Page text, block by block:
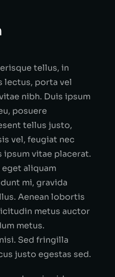
tellus, in
lectus, porta vel
nibh. Duis ipsum
posuere
tellus justo,
vel, feugiat nec
vitae placerat.
aliquam
mi, gravida
Aenean lobortis
metus auctor
metus.
Sed fringilla
justo egestas sed.